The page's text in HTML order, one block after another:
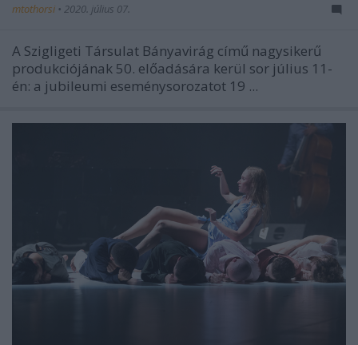
mtothorsi • 2020. július 07.
A Szigligeti Társulat Bányavirág című nagysikerű
produkciójának 50. előadására kerül sor július 11-
én: a jubileumi eseménysorozatot 19 ...